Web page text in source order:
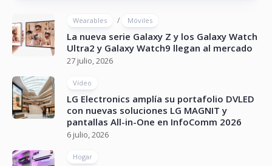
Wearables / Móviles
La nueva serie Galaxy Z y los Galaxy Watch
Ultra2 y Galaxy Watch9 llegan al mercado
27 julio, 2026
Vídeo
LG Electronics amplía su portafolio DVLED
con nuevas soluciones LG MAGNIT y
pantallas All-in-One en InfoComm 2026
6 julio, 2026
Hogar